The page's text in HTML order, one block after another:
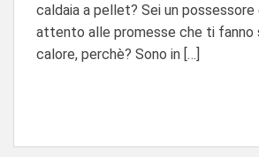
caldaia a pellet? Sei un
attento alle promesse che ti fanno
calore, perchè? Sono in […]